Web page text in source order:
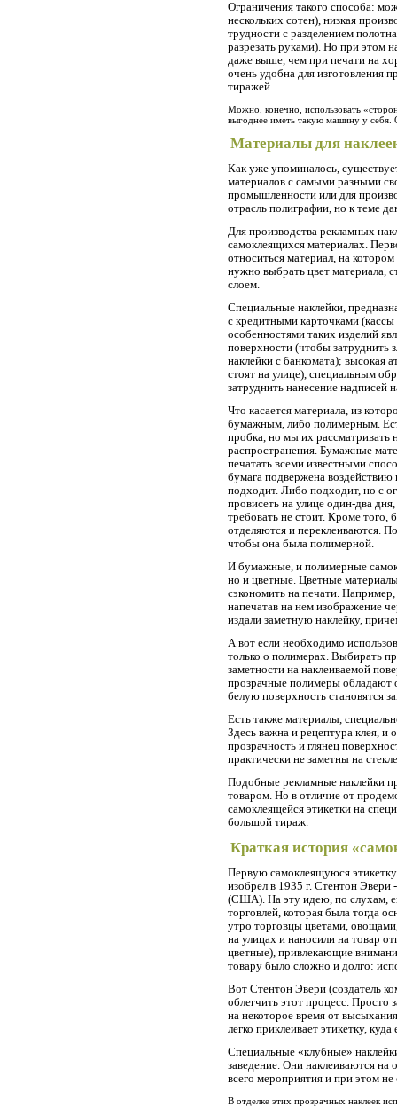
Ограничения такого способа:
нескольких сотен), низкая
трудности с разделением
разрезать руками). Но при этом
даже выше, чем при печати на
очень удобна для изготовления
тиражей.
Можно, конечно, использовать
выгоднее иметь такую машину у себя.
Материалы для
Как уже упоминалось,
материалов с самыми разными
промышленности или для
отрасль полиграфии, но к теме
Для производства рекламных
самоклеящихся материалах.
относиться материал, на
нужно выбрать цвет материала,
слоем.
Специальные наклейки,
с кредитными карточками
особенностями таких изделий
поверхности (чтобы затруднить
наклейки с банкомата); высокая
стоят на улице), специальным
затруднить нанесение надписей
Что касается материала, из
бумажным, либо полимерным.
пробка, но мы их рассматривать
распространения. Бумажные
печатать всеми известными
бумага подвержена воздействию
подходит. Либо подходит, но с
провисеть на улице один-два
требовать не стоит. Кроме того,
отделяются и переклеиваются.
чтобы она была полимерной.
И бумажные, и полимерные
но и цветные. Цветные
сэкономить на печати.
напечатав на нем изображение
издали заметную наклейку,
А вот если необходимо
только о полимерах. Выбирать
заметности на наклеиваемой
прозрачные полимеры обладают
белую поверхность становятся
Есть также материалы,
Здесь важна и рецептура клея, и
прозрачность и глянец
практически не заметны на
Подобные рекламные наклейки
товаром. Но в отличие от
самоклеящейся этикетки на
большой тираж.
Краткая история
Первую самоклеящуюся
изобрел в 1935 г. Стентон
(США). На эту идею, по слухам,
торговлей, которая была тогда
утро торговцы цветами,
на улицах и наносили на товар
цветные), привлекающие
товару было сложно и долго:
Вот Стентон Эвери (создатель
облегчить этот процесс. Просто
на некоторое время от
легко приклеивает этикетку,
Специальные «клубные»
заведение. Они наклеиваются на
всего мероприятия и при этом
В отделке этих прозрачных наклеек